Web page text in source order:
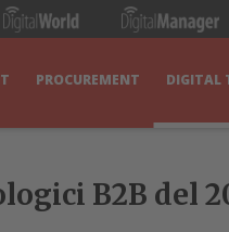
PROCUREMENT DIGITAL
B2B del